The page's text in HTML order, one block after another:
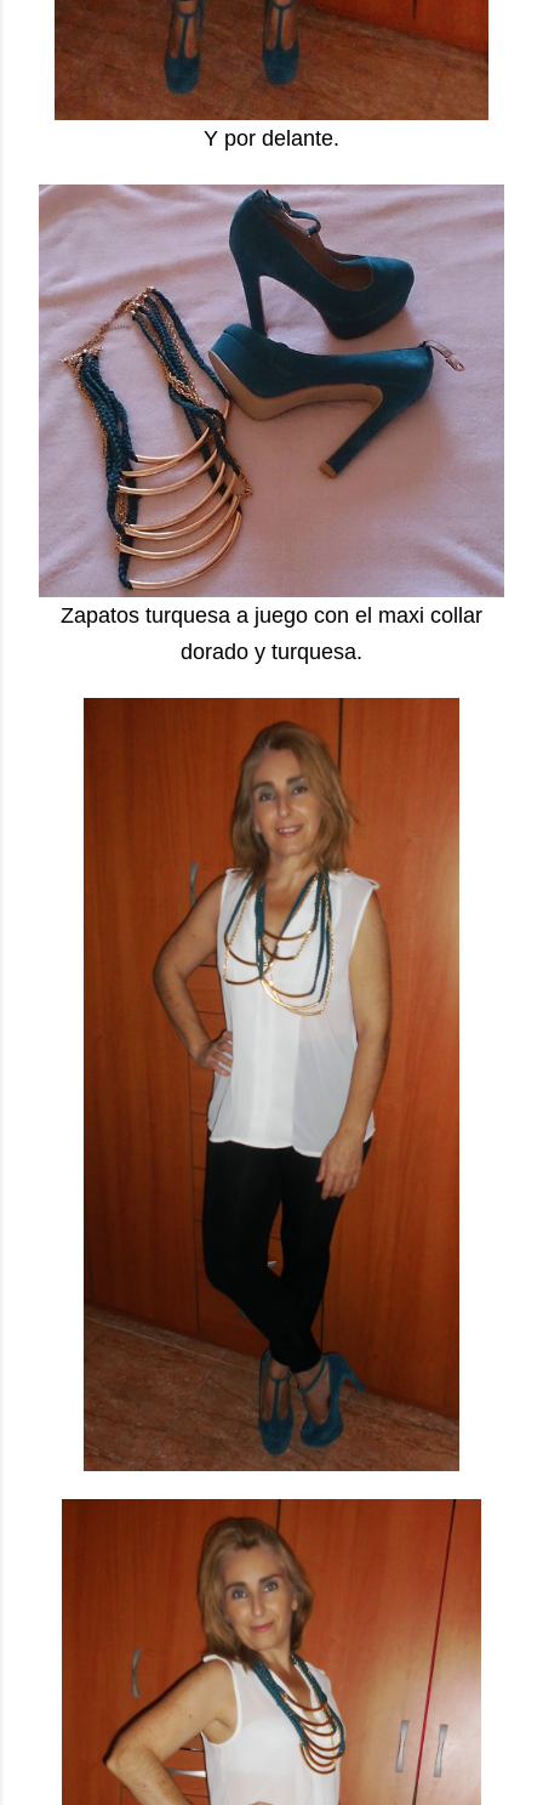
Y por delante.
Zapatos turquesa a juego con el maxi collar
dorado y turquesa.